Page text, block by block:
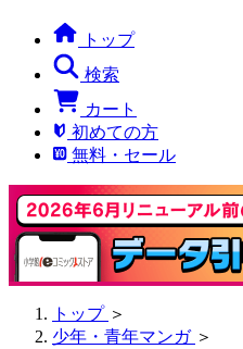
トップ
検索
カート
初めての方
無料・セール
トップ ＞
少年・青年マンガ ＞